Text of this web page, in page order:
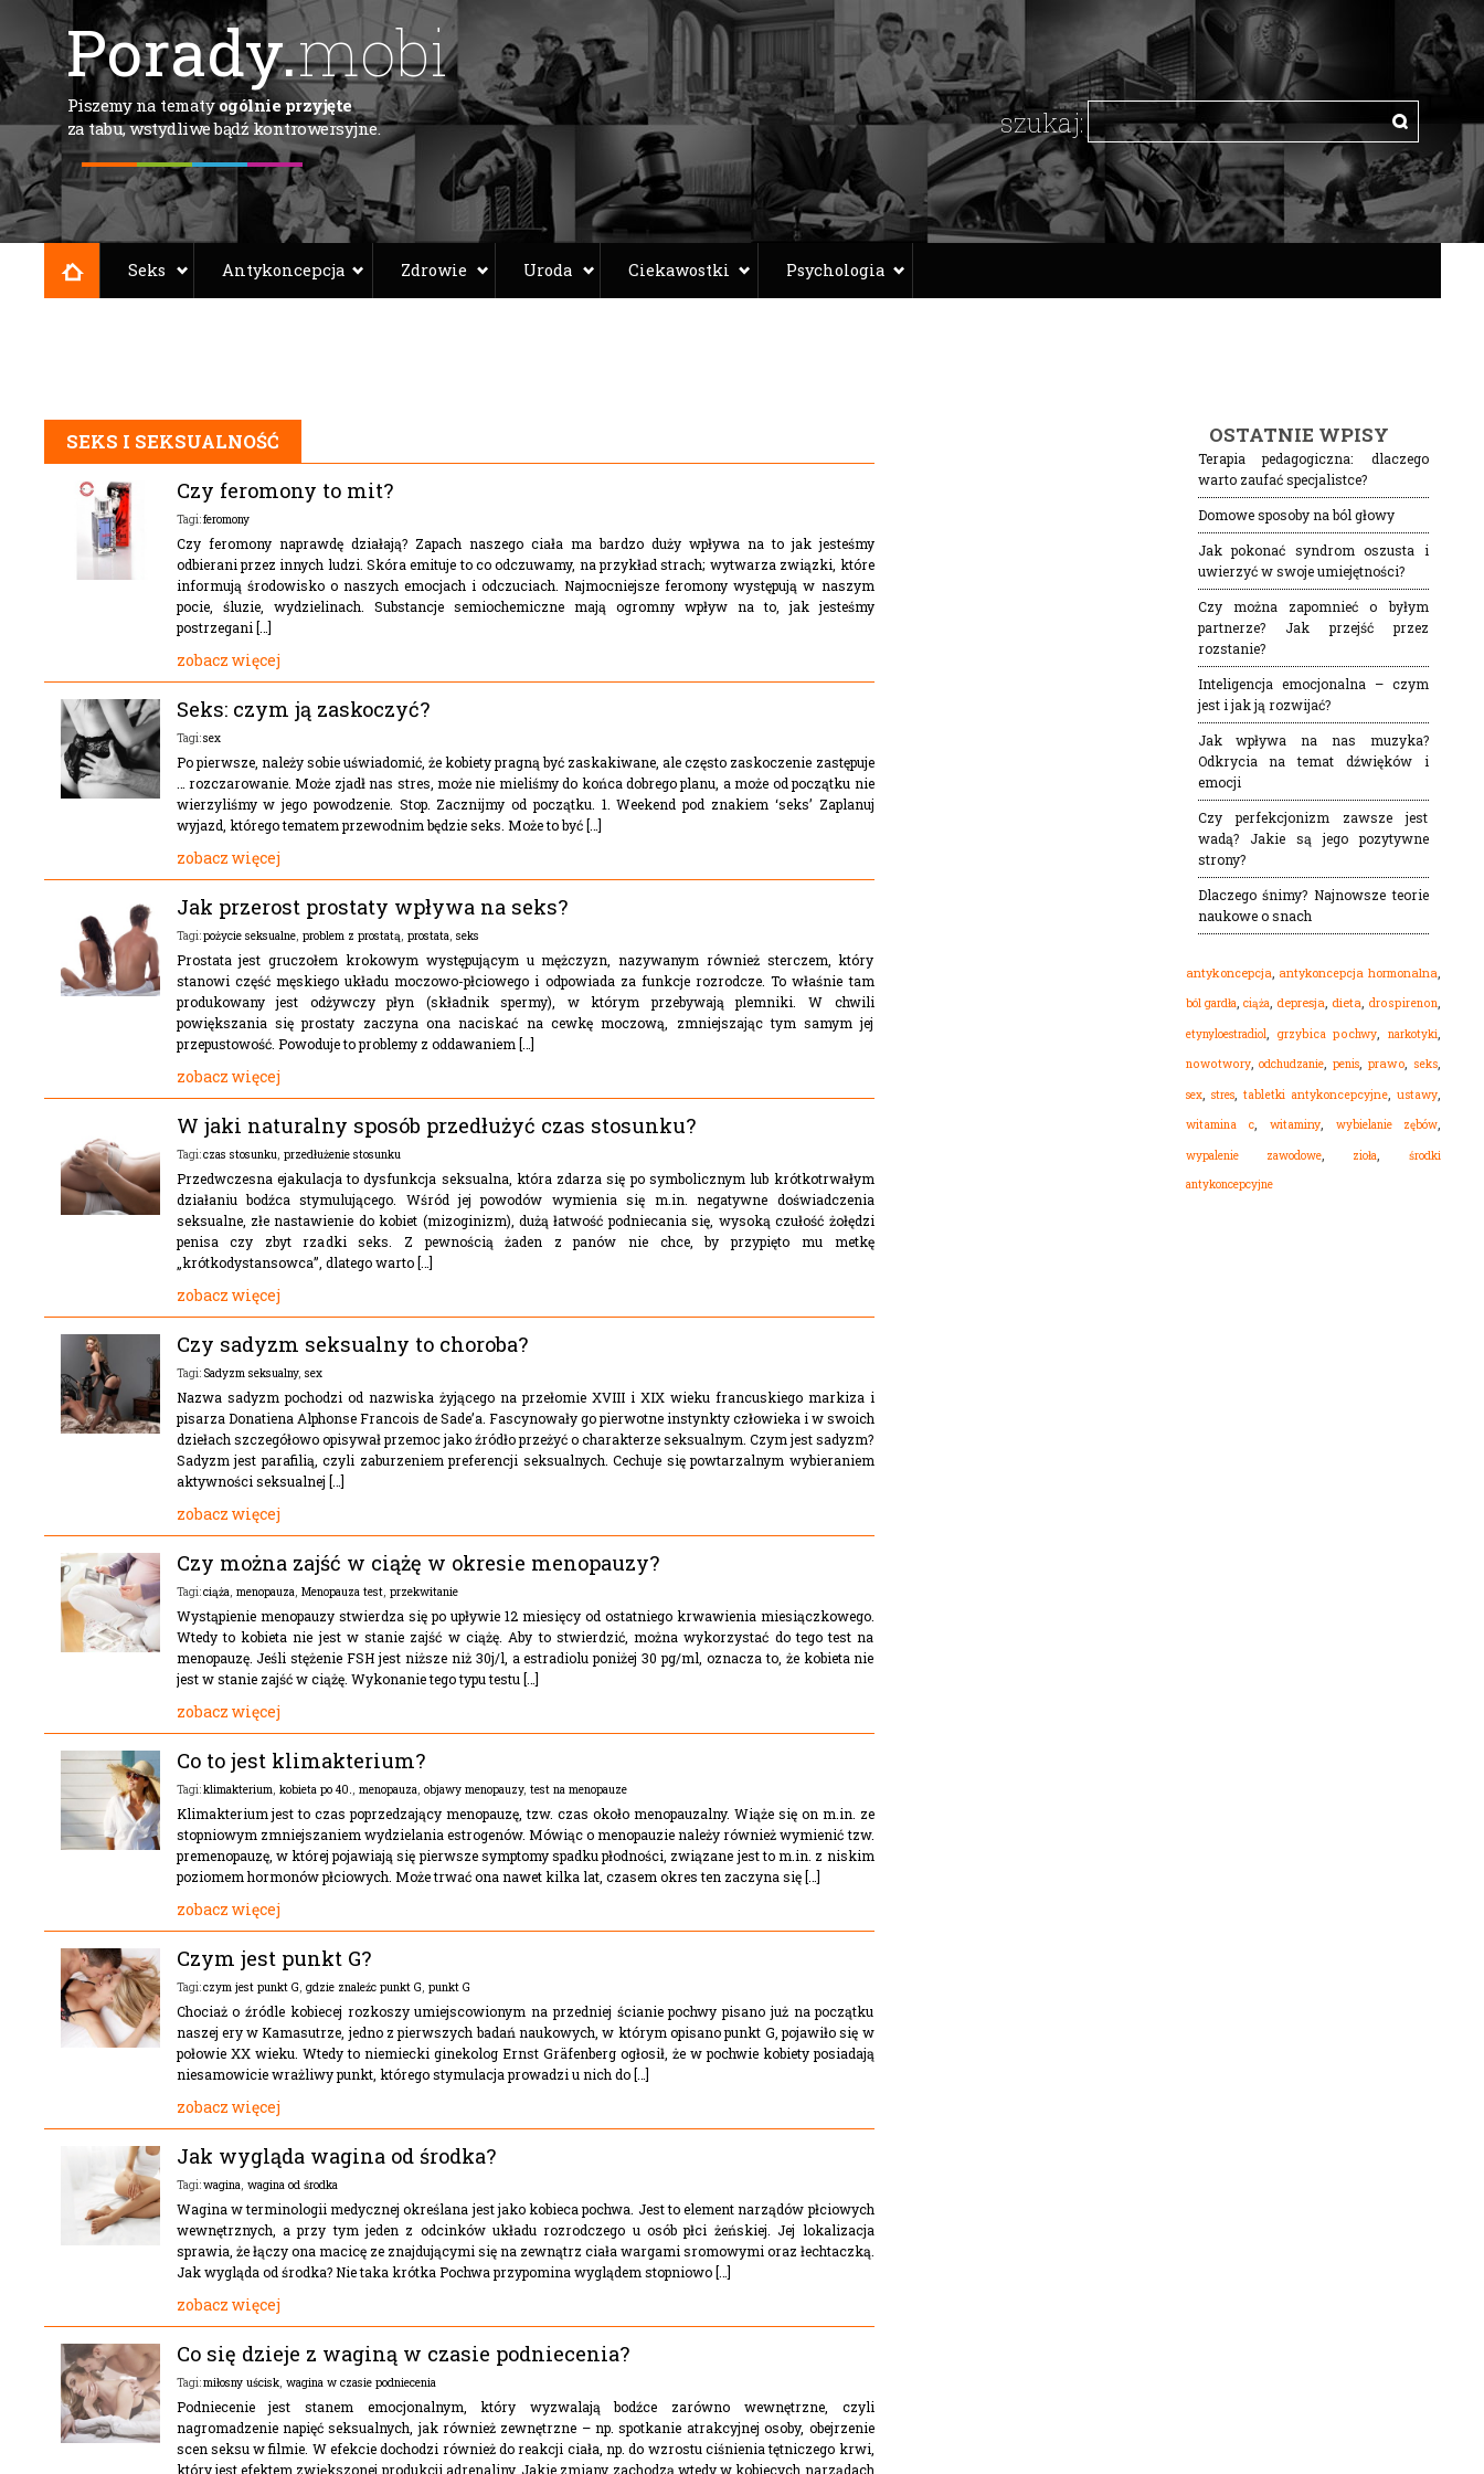
Porady.mobi
Piszemy na tematyogólnie przyjęte
za tabu, wstydliwe bądź kontrowersyjne.
Seks Antykoncepcja Zdrowie Uroda Ciekawostki Psychologia
SEKS I SEKSUALNOŚĆ
Czy feromony to mit?
Tagi:feromony
Czy feromony naprawdę działają? Zapach naszego ciała ma bardzo duży wpływa na to jak jesteśmy
odbierani przez innych ludzi. Skóra emituje to co odczuwamy, na przykład strach; wytwarza związki, które
informują środowisko o naszych emocjach i odczuciach. Najmocniejsze feromony występują w naszym
pocie, śluzie, wydzielinach. Substancje semiochemiczne mają ogromny wpływ na to, jak jesteśmy
postrzegani […]
zobacz więcej
Seks: czym ją zaskoczyć?
Tagi:sex
Po pierwsze, należy sobie uświadomić, że kobiety pragną być zaskakiwane, ale często zaskoczenie zastępuje
… rozczarowanie. Może zjadł nas stres, może nie mieliśmy do końca dobrego planu, a może od początku nie
wierzyliśmy w jego powodzenie. Stop. Zacznijmy od początku. 1. Weekend pod znakiem ‘seks’ Zaplanuj
wyjazd, którego tematem przewodnim będzie seks. Może to być […]
zobacz więcej
Jak przerost prostaty wpływa na seks?
Tagi:pożycie seksualne, problem z prostatą, prostata, seks
Prostata jest gruczołem krokowym występującym u mężczyzn, nazywanym również sterczem, który
stanowi część męskiego układu moczowo-płciowego i odpowiada za funkcje rozrodcze. To właśnie tam
produkowany jest odżywczy płyn (składnik spermy), w którym przebywają plemniki. W chwili
powiększania się prostaty zaczyna ona naciskać na cewkę moczową, zmniejszając tym samym jej
przepustowość. Powoduje to problemy z oddawaniem […]
zobacz więcej
W jaki naturalny sposób przedłużyć czas stosunku?
Tagi:czas stosunku, przedłużenie stosunku
Przedwczesna ejakulacja to dysfunkcja seksualna, która zdarza się po symbolicznym lub krótkotrwałym
działaniu bodźca stymulującego. Wśród jej powodów wymienia się m.in. negatywne doświadczenia
seksualne, złe nastawienie do kobiet (mizoginizm), dużą łatwość podniecania się, wysoką czułość żołędzi
penisa czy zbyt rzadki seks. Z pewnością żaden z panów nie chce, by przypięto mu metkę
„krótkodystansowca”, dlatego warto […]
zobacz więcej
Czy sadyzm seksualny to choroba?
Tagi: Sadyzm seksualny, sex
Nazwa sadyzm pochodzi od nazwiska żyjącego na przełomie XVIII i XIX wieku francuskiego markiza i
pisarza Donatiena Alphonse Francois de Sade’a. Fascynowały go pierwotne instynkty człowieka i w swoich
dziełach szczegółowo opisywał przemoc jako źródło przeżyć o charakterze seksualnym. Czym jest sadyzm?
Sadyzm jest parafilią, czyli zaburzeniem preferencji seksualnych. Cechuje się powtarzalnym wybieraniem
aktywności seksualnej […]
zobacz więcej
Czy można zajść w ciążę w okresie menopauzy?
Tagi:ciąża, menopauza, Menopauza test, przekwitanie
Wystąpienie menopauzy stwierdza się po upływie 12 miesięcy od ostatniego krwawienia miesiączkowego.
Wtedy to kobieta nie jest w stanie zajść w ciążę. Aby to stwierdzić, można wykorzystać do tego test na
menopauzę. Jeśli stężenie FSH jest niższe niż 30j/l, a estradiolu poniżej 30 pg/ml, oznacza to, że kobieta nie
jest w stanie zajść w ciążę. Wykonanie tego typu testu […]
zobacz więcej
Co to jest klimakterium?
Tagi:klimakterium, kobieta po 40., menopauza, objawy menopauzy, test na menopauze
Klimakterium jest to czas poprzedzający menopauzę, tzw. czas około menopauzalny. Wiąże się on m.in. ze
stopniowym zmniejszaniem wydzielania estrogenów. Mówiąc o menopauzie należy również wymienić tzw.
premenopauzę, w której pojawiają się pierwsze symptomy spadku płodności, związane jest to m.in. z niskim
poziomem hormonów płciowych. Może trwać ona nawet kilka lat, czasem okres ten zaczyna się […]
zobacz więcej
Czym jest punkt G?
Tagi:czym jest punkt G, gdzie znaleźc punkt G, punkt G
Chociaż o źródle kobiecej rozkoszy umiejscowionym na przedniej ścianie pochwy pisano już na początku
naszej ery w Kamasutrze, jedno z pierwszych badań naukowych, w którym opisano punkt G, pojawiło się w
połowie XX wieku. Wtedy to niemiecki ginekolog Ernst Gräfenberg ogłosił, że w pochwie kobiety posiadają
niesamowicie wrażliwy punkt, którego stymulacja prowadzi u nich do […]
zobacz więcej
Jak wygląda wagina od środka?
Tagi:wagina, wagina od środka
Wagina w terminologii medycznej określana jest jako kobieca pochwa. Jest to element narządów płciowych
wewnętrznych, a przy tym jeden z odcinków układu rozrodczego u osób płci żeńskiej. Jej lokalizacja
sprawia, że łączy ona macicę ze znajdującymi się na zewnątrz ciała wargami sromowymi oraz łechtaczką.
Jak wygląda od środka? Nie taka krótka Pochwa przypomina wyglądem stopniowo […]
zobacz więcej
Co się dzieje z waginą w czasie podniecenia?
Tagi:miłosny uścisk, wagina w czasie podniecenia
Podniecenie jest stanem emocjonalnym, który wyzwalają bodźce zarówno wewnętrzne, czyli
nagromadzenie napięć seksualnych, jak również zewnętrzne – np. spotkanie atrakcyjnej osoby, obejrzenie
scen seksu w filmie. W efekcie dochodzi również do reakcji ciała, np. do wzrostu ciśnienia tętniczego krwi,
który jest efektem zwiększonej produkcji adrenaliny. Jakie zmiany zachodzą wtedy w kobiecych narządach
OSTATNIE WPISY
Terapia pedagogiczna: dlaczego
warto zaufać specjalistce?
Domowe sposoby na ból głowy
Jak pokonać syndrom oszusta i
uwierzyć w swoje umiejętności?
Czy można zapomnieć o byłym
partnerze? Jak przejść przez
rozstanie?
Inteligencja emocjonalna – czym
jest i jak ją rozwijać?
Jak wpływa na nas muzyka?
Odkrycia na temat dźwięków i
emocji
Czy perfekcjonizm zawsze jest
wadą? Jakie są jego pozytywne
strony?
Dlaczego śnimy? Najnowsze teorie
naukowe o snach
antykoncepcja antykoncepcja hormonalna
ból gardła ciąża depresja dieta drospirenon
etynyloestradiol grzybica pochwy narkotyki
nowotwory,odchudzanie penis prawo, seks,
sex, stres, tabletki antykoncepcyjne, ustawy,
witamina c witaminy wybielanie zębów,
wypalenie zawodowe, zioła
środki
antykoncepcyjne